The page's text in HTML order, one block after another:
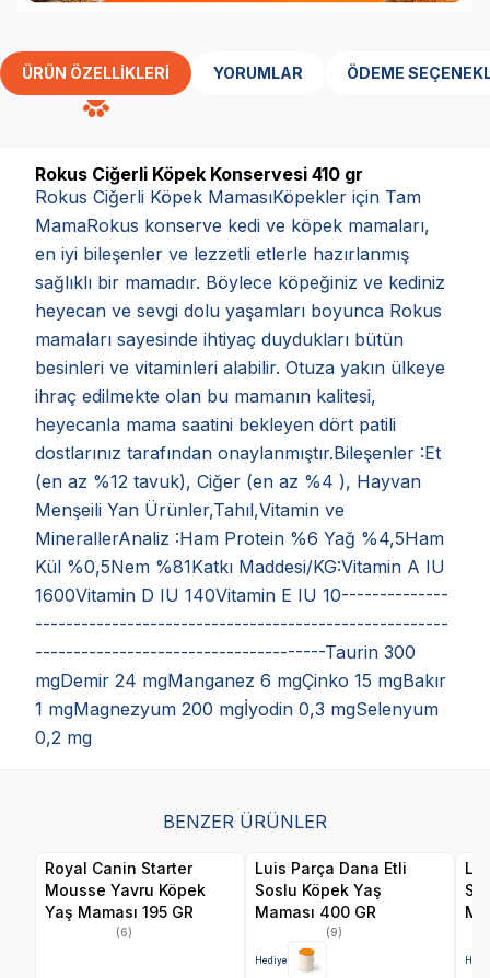
ÜRÜN ÖZELLIKLERI YORUMLAR ÖDEME
Rokus Ciğerli Köpek Konservesi 410 gr
Rokus Ciğerli Köpek MamasıKöpekler için Tam
MamaRokus konserve kedi ve köpek mamaları,
en iyi bileşenler ve lezzetli etlerle hazırlanmış
sağlıklı bir mamadır. Böylece köpeğiniz ve kediniz
heyecan ve sevgi dolu yaşamları boyunca Rokus
mamaları sayesinde ihtiyaç duydukları bütün
besinleri ve vitaminleri alabilir. Otuza yakın ülkeye
ihraç edilmekte olan bu mamanın kalitesi,
heyecanla mama saatini bekleyen dört patili
dostlarınız tarafından onaylanmıştır.Bileşenler :Et
(en az %12 tavuk), Ciğer (en az %4 ), Hayvan
Menşeili Yan Ürünler,Tahıl,Vitamin ve
MinerallerAnaliz :Ham Protein %6 Yağ %4,5Ham
Kül %0,5Nem %81Katkı Maddesi/KG:Vitamin A IU
1600Vitamin D IU 140Vitamin E IU 10--------------
------------------------------------------------------
--------------------------------------Taurin 300
mgDemir 24 mgManganez 6 mgÇinko 15 mgBakır
1 mgMagnezyum 200 mgİyodin 0,3 mgSelenyum
0,2 mg
BENZER ÜRÜNLER
Royal Canin Starter
Mousse Yavru Köpek
Yaş Maması 195 GR
(6)
Luis Parça Dana Etli
Soslu Köpek Yaş
Maması 400 GR
(9)
Hediye